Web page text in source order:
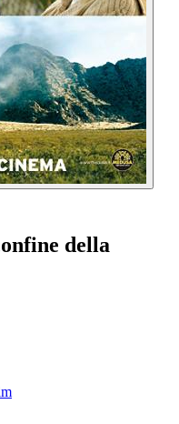
della